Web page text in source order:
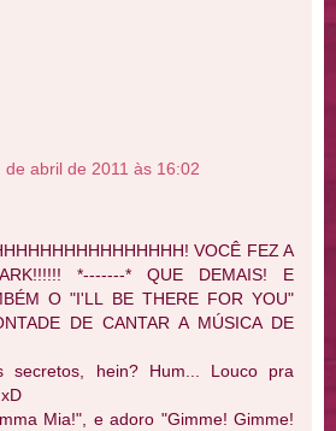
de abril de 2011 às 16:02
VOCÊ FEZ A
*-------* QUE DEMAIS! E
O "I'LL BE THERE FOR YOU"
DE CANTAR A MÚSICA DE
secretos, hein? Hum... Louco pra
Mia!", e adoro "Gimme! Gimme!